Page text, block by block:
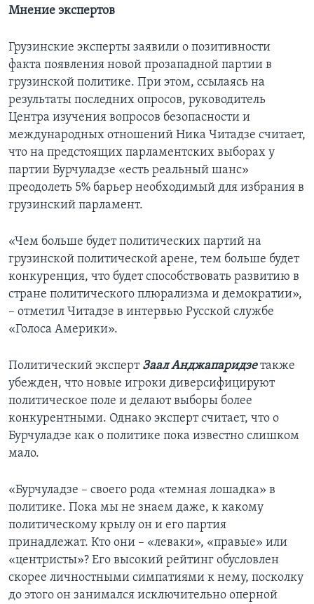
Мнение экспертов
Грузинские эксперты заявили о позитивности
факта появления новой прозападной партии в
грузинской политике. При этом, ссылаясь на
результаты последних опросов, руководитель
Центра изучения вопросов безопасности и
международных отношений Ника Читадзе считает,
что на предстоящих парламентских выборах у
партии Бурчуладзе «есть реальный шанс»
преодолеть 5% барьер необходимый для избрания в
грузинский парламент.
«Чем больше будет политических партий на
грузинской полит­­­ической арене, тем больше будет
конкуренция, что будет способствовать развитию в
стране политического плюрализма и демократии»,
– отметил Читадзе в интервью Русской службе
«Голоса Америки».
Политический эксперт Заал Анджапаридзетакже
убежден, что новые игроки диверсифицируют
политическое поле и делают выборы более
конкурентными. Однако эксперт считает, что о
Бурчуладзе как о политике пока известно слишком
мало.
«Бурчуладзе – своего рода «темная лошадка» в
политике. Пока мы не знаем даже, к какому
политическому крылу он и его партия
принадлежат. Кто они – «леваки», «правые» или
«центристы»? Его высокий рейтинг обусловлен
скорее личностными симпатиями к нему, посколку
до этого он занимался исключительно оперной